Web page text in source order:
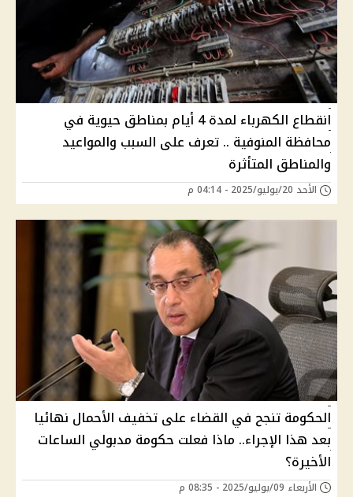
انقطاع الكهرباء لمدة 4 أيام بمناطق حيوية في
محافظة المنوفية .. تعرف على السبب والمواعيد
والمناطق المتأثرة
الأحد 20/يوليو/2025 - 04:14 م
الحكومة تنجح في القضاء على تخفيف الأحمال نهائيا
بعد هذا الإجراء.. ماذا فعلت حكومة مدبولي الساعات
الأخيرة؟
الأربعاء 09/يوليو/2025 - 08:35 م